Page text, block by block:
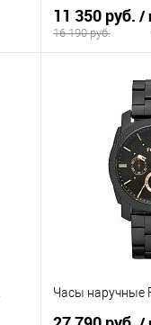
11 350 руб. /
16 190 руб.
В
Купить в 1
В избранное
Часы наручные